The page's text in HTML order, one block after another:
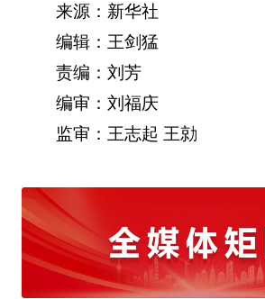
来源：新华社
编辑：王剑猛
责编：刘芳
编审：刘福庆
监审：王志起 王勍